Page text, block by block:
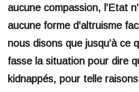
aucune compassion, l’Etat
aucune forme d’altruisme
nous disons que jusqu’à ce
fasse la situation pour dire
kidnappés, pour telle